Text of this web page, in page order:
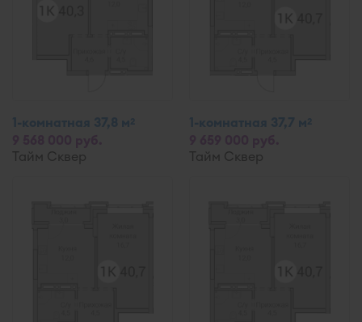
1-комнатная 37,8 м2
Тайм Сквер
1-комнатная 37,7 м2
Тайм Сквер